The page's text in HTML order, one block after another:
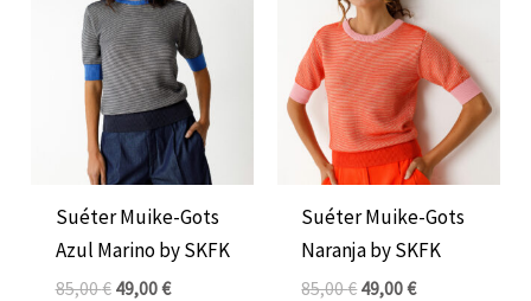
Suéter Muike-Gots
Azul Marino by SKFK
85,00€
original
era:
85,00 €.
49,00€
actual
es:
49,00 €.
Suéter Muike-Gots
Naranja by SKFK
85,00€
original
era:
85,00 €.
49,00€
es:
49,00 €.